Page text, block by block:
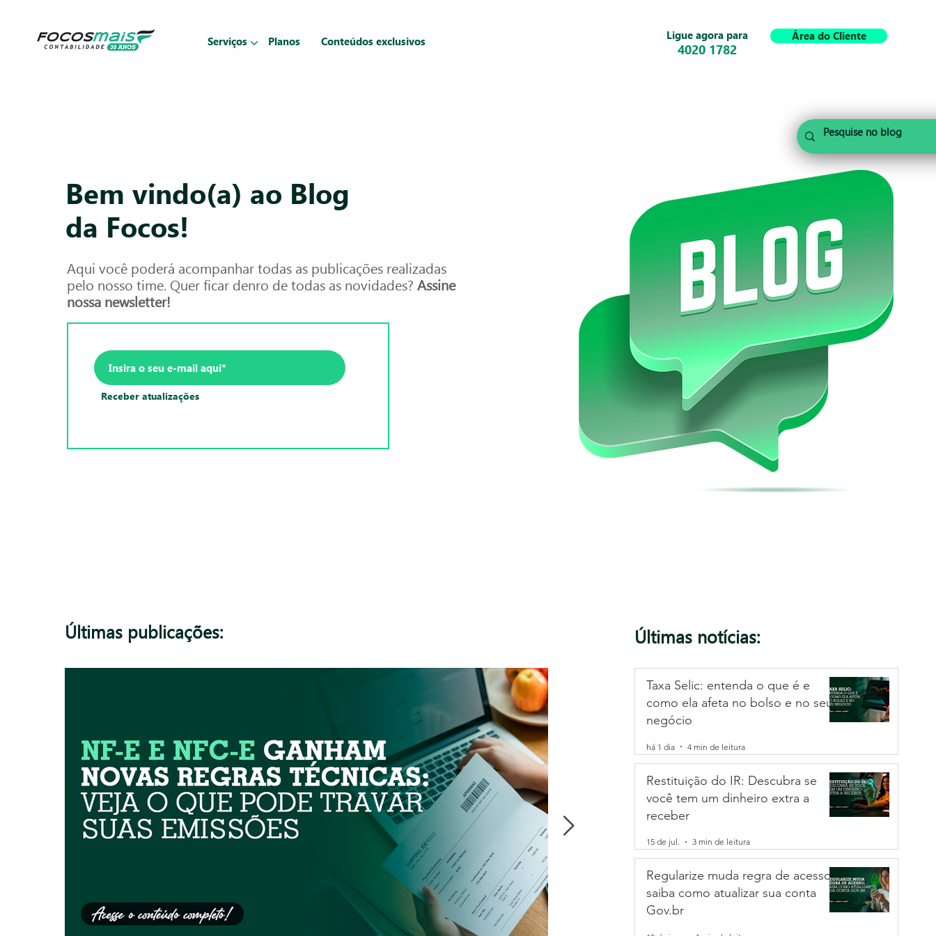
Serviços Planos Conteúdos exclusivos Ligue agora para
4020 1782
Área do Cliente
Bem vindo(a) ao Blog
da Focos!
Aqui você poderá acompanhar todas as publicações realizadas
pelo nosso time. Quer ficar denro de todas as novidades? Assine
nossa newsletter!
Receber atualizações
Últimas publicações: Últimas notícias:
Taxa Selic: entenda o que é e
como ela afeta no bolso e no seu
negócio
há 1 dia 4 min de leitura
Restituição do IR: Descubra se
você tem um dinheiro extra a
receber
15 de jul. 3 min de leitura
Regularize muda regra de acesso:
saiba como atualizar sua conta
Gov.br